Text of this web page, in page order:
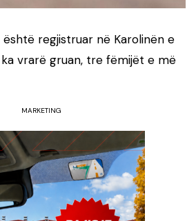
regjistruar në Karolinën e
vrarë gruan, tre fëmijët e më
MARKETING